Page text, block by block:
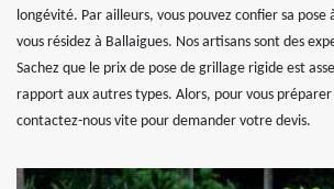
longévité. Par ailleurs, vous pouvez confier sa pose
vous résidez à Ballaigues. Nos artisans sont des
Sachez que le prix de pose de grillage rigide est
rapport aux autres types. Alors, pour vous
contactez-nous vite pour demander votre devis.